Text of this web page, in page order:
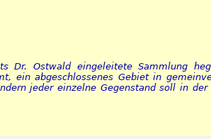
Dr. Ostwald eingeleitete Sammlung
ein abgeschlossenes Gebiet in
jeder einzelne Gegenstand soll in